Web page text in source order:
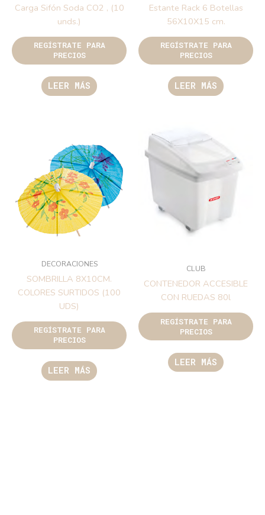
Carga Sifón Soda CO2 , (10
unds.)
REGÍSTRATE PARA
PRECIOS
LEER MÁS
Estante Rack 6 Botellas
56X10X15 cm.
REGÍSTRATE PARA
PRECIOS
LEER MÁS
DECORACIONES
SOMBRILLA 8X10CM.
COLORES SURTIDOS (100
UDS)
REGÍSTRATE PARA
PRECIOS
LEER MÁS
CLUB
CONTENEDOR ACCESIBLE
CON RUEDAS 80l
REGÍSTRATE PARA
PRECIOS
LEER MÁS